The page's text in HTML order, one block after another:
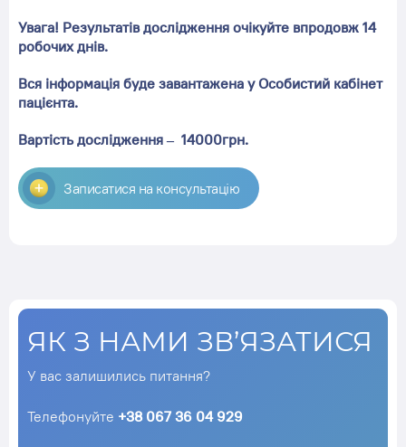
Увага! Результатів дослідження очікуйте впродовж 14
робочих днів.
Вся інформація буде завантажена у Особистий кабінет
пацієнта.
Вартість дослідження – 14000грн.
Записатися на консультацію
ЯК З НАМИ ЗВ’ЯЗАТИСЯ
У вас залишились питання?
Телефонуйте +38 067 36 04 929